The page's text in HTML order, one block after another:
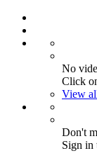
No
Click
View
Don't
Sign in